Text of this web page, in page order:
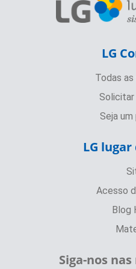
LG
Todas
Seja
LG
Acesso
Blog
Siga-nos